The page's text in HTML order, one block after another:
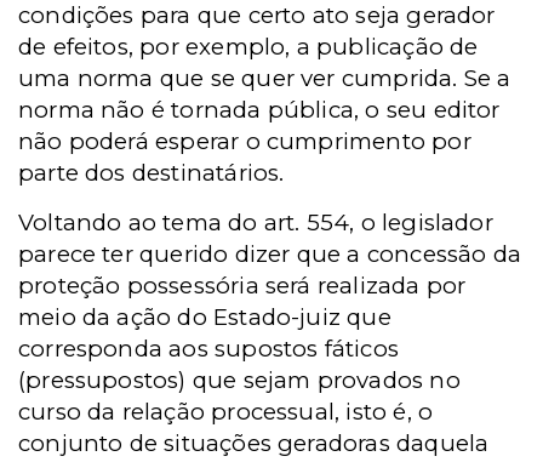
condições para que certo ato seja gerador
de efeitos, por exemplo, a publicação de
uma norma que se quer ver cumprida. Se a
norma não é tornada pública, o seu editor
não poderá esperar o cumprimento por
parte dos destinatários.
Voltando ao tema do art. 554, o legislador
parece ter querido dizer que a concessão da
proteção possessória será realizada por
meio da ação do Estado-juiz que
corresponda aos supostos fáticos
(pressupostos) que sejam provados no
curso da relação processual, isto é, o
conjunto de situações geradoras daquela